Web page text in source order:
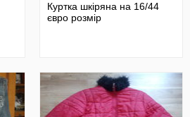
Куртка шкіряна на 16/44
євро розмір